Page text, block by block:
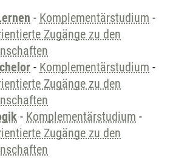
- Komplementärstudium -
Zugänge zu den
- Komplementärstudium -
Zugänge zu den
- Komplementärstudium -
Zugänge zu den